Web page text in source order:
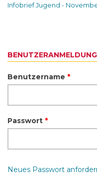
Infobrief Jugend -
BENUTZERANMELDUNG
Benutzername *
Passwort *
Neues Passwort